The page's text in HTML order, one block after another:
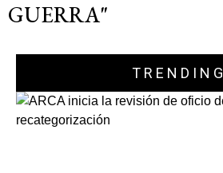
GUERRA"
TRENDING